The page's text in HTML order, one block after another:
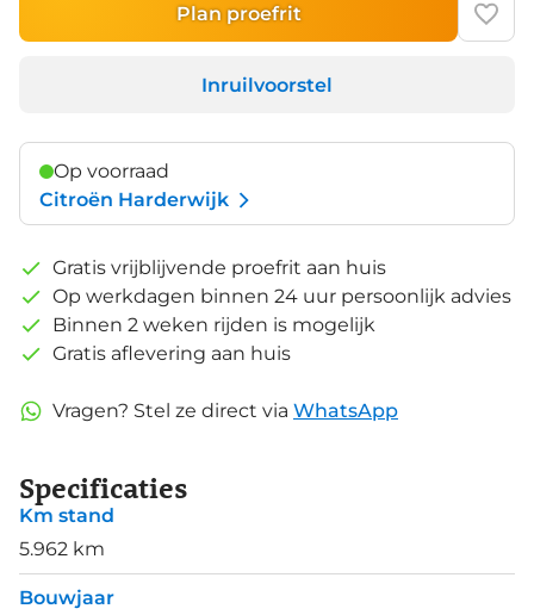
Plan proefrit
Inruilvoorstel
Op voorraad
Citroën Harderwijk
Gratis vrijblijvende proefrit aan huis
Op werkdagen binnen 24 uur persoonlijk advies
Binnen 2 weken rijden is mogelijk
Gratis aflevering aan huis
Vragen? Stel ze direct via WhatsApp
Specificaties
Km stand
5.962 km
Bouwjaar